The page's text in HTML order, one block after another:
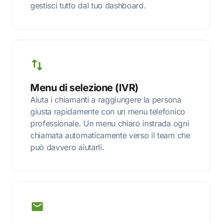
gestisci tutto dal tuo dashboard.
Menu di selezione (IVR)
Aiuta i chiamanti a raggiungere la persona
giusta rapidamente con un menu telefonico
professionale. Un menu chiaro instrada ogni
chiamata automaticamente verso il team che
può davvero aiutarli.